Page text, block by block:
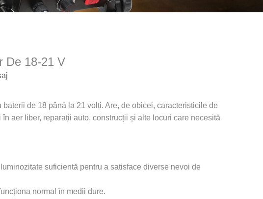
De 18-21 V
de 18 până la 21 volți. Are, de obicei, caracteristicile de
aer liber, reparații auto, construcții și alte locuri care necesită
suficientă pentru a satisface diverse nevoi de
normal în medii dure.